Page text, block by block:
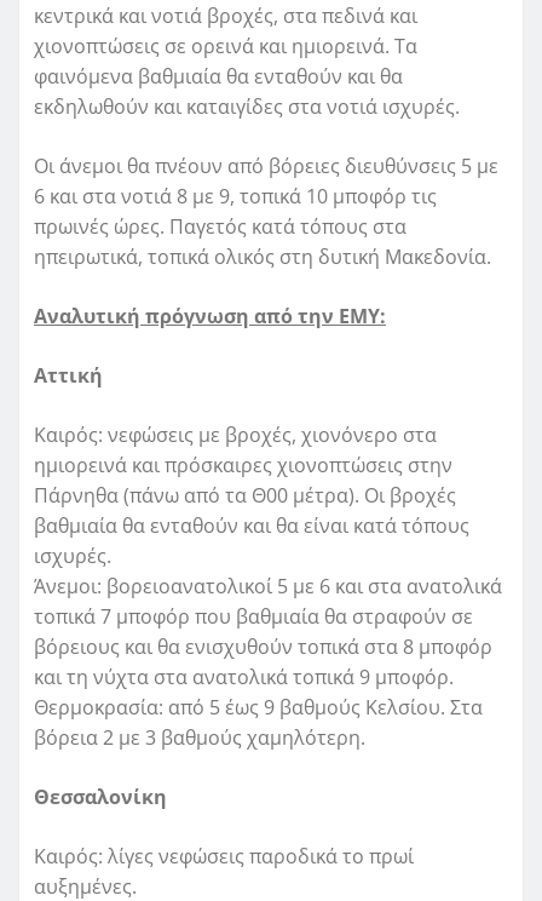
κεντρικά και νοτιά βροχές, στα πεδινά και
χιονοπτώσεις σε ορεινά και ημιορεινά. Τα
φαινόμενα βαθμιαία θα ενταθούν και θα
εκδηλωθούν και καταιγίδες στα νοτιά ισχυρές.
Οι άνεμοι θα πνέουν από βόρειες διευθύνσεις 5 με
6 και στα νοτιά 8 με 9, τοπικά 10 μποφόρ τις
πρωινές ώρες. Παγετός κατά τόπους στα
ηπειρωτικά, τοπικά ολικός στη δυτική Μακεδονία.
Αναλυτική πρόγνωση από την ΕΜΥ:
Αττική
Καιρός: νεφώσεις με βροχές, χιονόνερο στα
ημιορεινά και πρόσκαιρες χιονοπτώσεις στην
Πάρνηθα (πάνω από τα Θ00 μέτρα). Οι βροχές
βαθμιαία θα ενταθούν και θα είναι κατά τόπους
ισχυρές.
Άνεμοι: βορειοανατολικοί 5 με 6 και στα ανατολικά
τοπικά 7 μποφόρ που βαθμιαία θα στραφούν σε
βόρειους και θα ενισχυθούν τοπικά στα 8 μποφόρ
και τη νύχτα στα ανατολικά τοπικά 9 μποφόρ.
Θερμοκρασία: από 5 έως 9 βαθμούς Κελσίου. Στα
βόρεια 2 με 3 βαθμούς χαμηλότερη.
Θεσσαλονίκη
Καιρός: λίγες νεφώσεις παροδικά το πρωί
αυξημένες.